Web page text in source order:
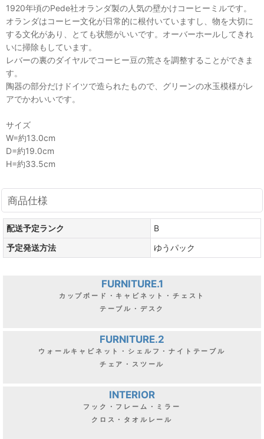
1920年頃のPede社オランダ製の人気の壁かけコーヒーミルです。
オランダはコーヒー文化が日常的に根付いていますし、物を大切に
する文化があり、とても状態がいいです。オーバーホールしてきれ
いに掃除もしています。
レバーの裏のダイヤルでコーヒー豆の荒さを調整することができま
す。
陶器の部分だけドイツで造られたもので、グリーンの水玉模様がレ
アでかわいいです。
サイズ
W=約13.0cm
D=約19.0cm
H=約33.5cm
商品仕様
配送予定ランク
B
予定発送方法
ゆうパック
FURNITURE.1
カップボード・キャビネット・チェスト
テーブル・デスク
FURNITURE.2
ウォールキャビネット・シェルフ・ナイトテーブル
チェア・スツール
INTERIOR
フック・フレーム・ミラー
クロス・タオルレール